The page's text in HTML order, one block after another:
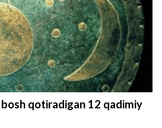
qotiradigan 12 qadimiy